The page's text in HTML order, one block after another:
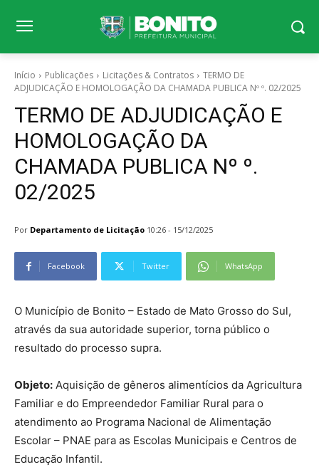
Início Publicações Licitações & Contratos
TERMO DE
ADJUDICAÇÃO E HOMOLOGAÇÃO DA CHAMADA PUBLICA Nº º. 02/2025
TERMO DE ADJUDICAÇÃO E
HOMOLOGAÇÃO DA
CHAMADA PUBLICA Nº º.
02/2025
Por Departamento de Licitação 10:26 - 15/12/2025
Facebook Twitter WhatsApp
O Município de Bonito – Estado de Mato Grosso do Sul,
através da sua autoridade superior, torna público o
resultado do processo supra.
Objeto: Aquisição de gêneros alimentícios da Agricultura
Familiar e do Empreendedor Familiar Rural para o
atendimento ao Programa Nacional de Alimentação
Escolar – PNAE para as Escolas Municipais e Centros de
Educação Infantil.